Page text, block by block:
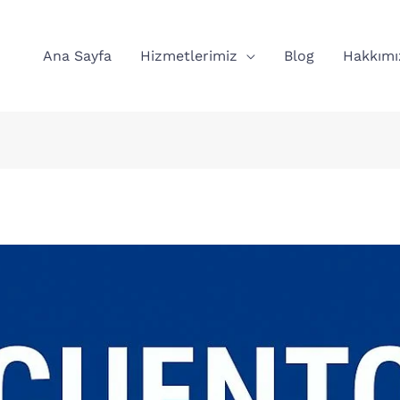
Ana Sayfa
Hizmetlerimiz Blog